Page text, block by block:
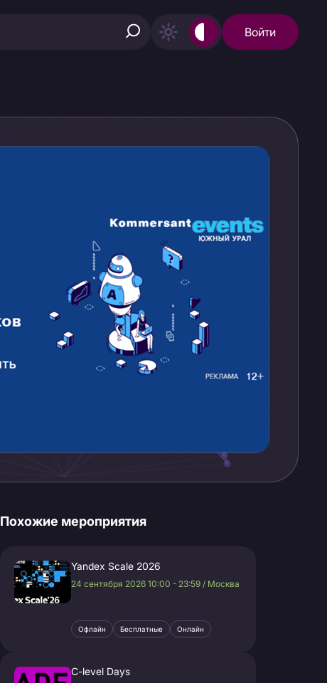
Войти
Похожие мероприятия
Yandex Scale 2026
24 сентября 2026 10:00 - 23:59 / Москва
Офлайн Бесплатные Онлайн
C-level Days